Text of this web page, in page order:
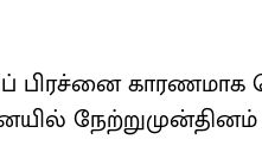
பிரச்னை
நேற்றுமுன்தினம்